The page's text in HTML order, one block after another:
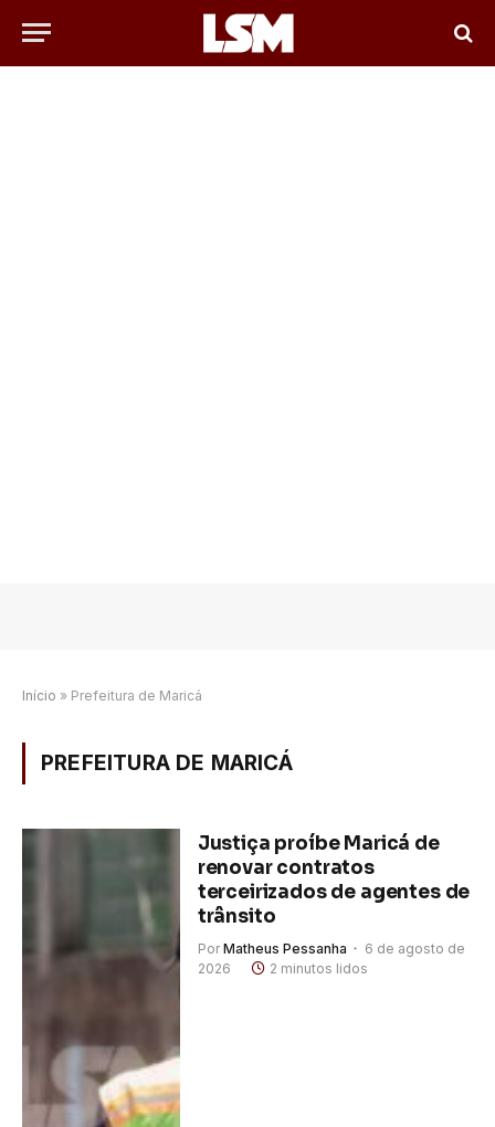
Início » Prefeitura de Maricá
PREFEITURA DE MARICÁ
Justiça proíbe Maricá de
renovar contratos
terceirizados de agentes de
trânsito
Por Matheus Pessanha
6 de agosto de
2026
2 minutos lidos